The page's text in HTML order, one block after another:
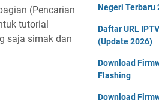
(Pencarian
tutorial
saja simak dan
Negeri Terbaru
Daftar URL
(Update 2026)
Download
Flashing
Download